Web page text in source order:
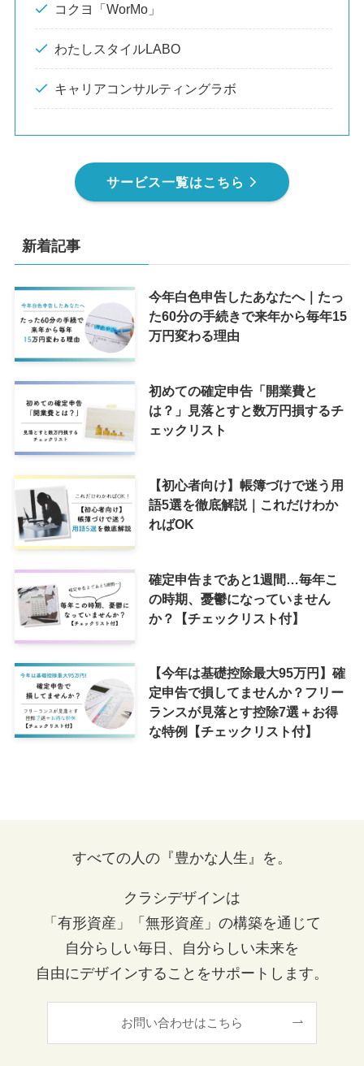
コクヨ「WorMo」
わたしスタイルLABO
キャリアコンサルティングラボ
サービス一覧はこちら
新着記事
今年白色申告したあなたへ｜たっ
た60分の手続きで来年から毎年15
万円変わる理由
初めての確定申告「開業費と
は？」見落とすと数万円損するチ
ェックリスト
【初心者向け】帳簿づけで迷う用
語5選を徹底解説｜これだけわか
ればOK
確定申告まであと1週間…毎年こ
の時期、憂鬱になっていません
か？【チェックリスト付】
【今年は基礎控除最大95万円】確
定申告で損してませんか？フリー
ランスが見落とす控除7選＋お得
な特例【チェックリスト付】
すべての人の『豊かな人生』を。
クラシデザインは
「有形資産」「無形資産」の構築を通じて
自分らしい毎日、自分らしい未来を
自由にデザインすることをサポートします。
お問い合わせはこちら